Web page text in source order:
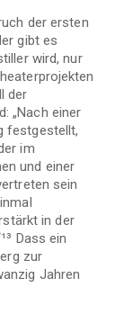
der ersten
gibt es
wird, nur
der
„Nach einer
festgestellt,
im
und einer
sein
in der
Dass ein
zur
Jahren